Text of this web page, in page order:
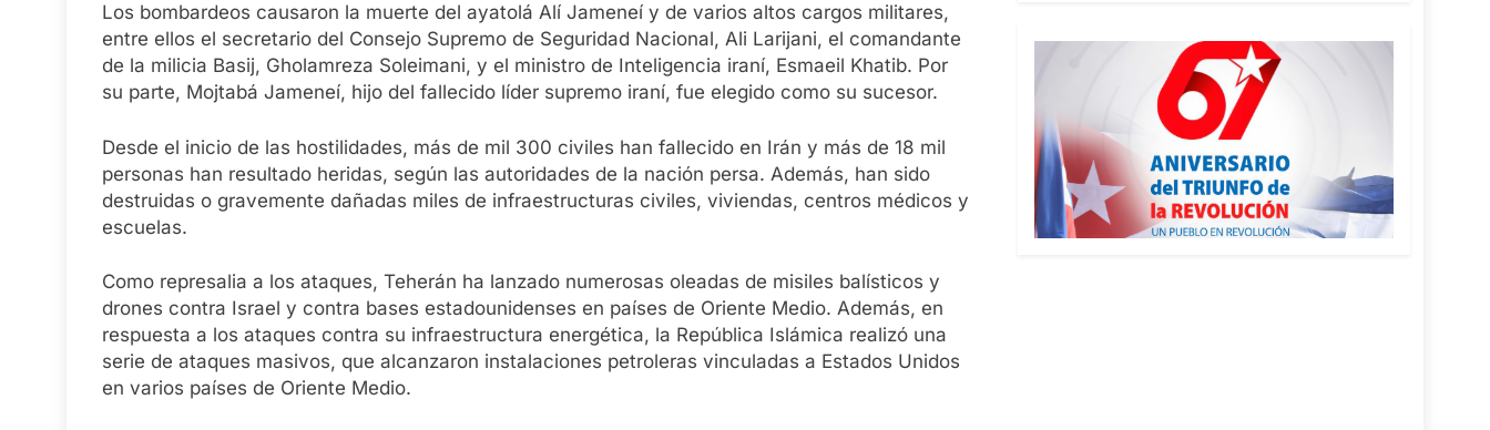
Los bombardeos causaron la muerte del ayatolá Alí Jameneí y de varios altos cargos militares,
entre ellos el secretario del Consejo Supremo de Seguridad Nacional, Ali Larijani, el comandante
de la milicia Basij, Gholamreza Soleimani, y el ministro de Inteligencia iraní, Esmaeil Khatib. Por
su parte, Mojtabá Jameneí, hijo del fallecido líder supremo iraní, fue elegido como su sucesor.
Desde el inicio de las hostilidades, más de mil 300 civiles han fallecido en Irán y más de 18 mil
personas han resultado heridas, según las autoridades de la nación persa. Además, han sido
destruidas o gravemente dañadas miles de infraestructuras civiles, viviendas, centros médicos y
escuelas.
Como represalia a los ataques, Teherán ha lanzado numerosas oleadas de misiles balísticos y
drones contra Israel y contra bases estadounidenses en países de Oriente Medio. Además, en
respuesta a los ataques contra su infraestructura energética, la República Islámica realizó una
serie de ataques masivos, que alcanzaron instalaciones petroleras vinculadas a Estados Unidos
en varios países de Oriente Medio.